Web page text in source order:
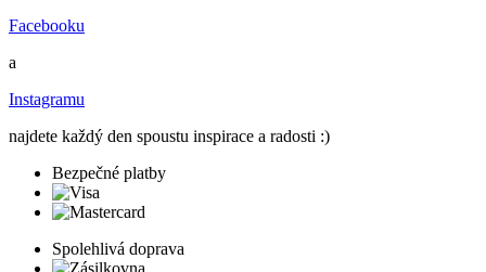
Facebooku
a
Instagramu
najdete každý den spoustu inspirace a radosti :)
Bezpečné platby
Spolehlivá doprava